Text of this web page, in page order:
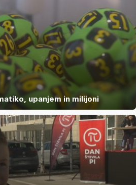
upanjem in milijoni